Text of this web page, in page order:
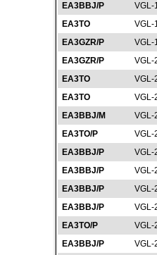
EA3BBJ/P
VGL-
EA3TO
VGL-
EA3GZR/P
VGL-
EA3GZR/P
VGL-
EA3TO
VGL-
EA3TO
VGL-
EA3BBJ/M
VGL-
EA3TO/P
VGL-
EA3BBJ/P
VGL-
EA3BBJ/P
VGL-
EA3BBJ/P
VGL-
EA3BBJ/P
VGL-
EA3TO/P
VGL-
EA3BBJ/P
VGL-